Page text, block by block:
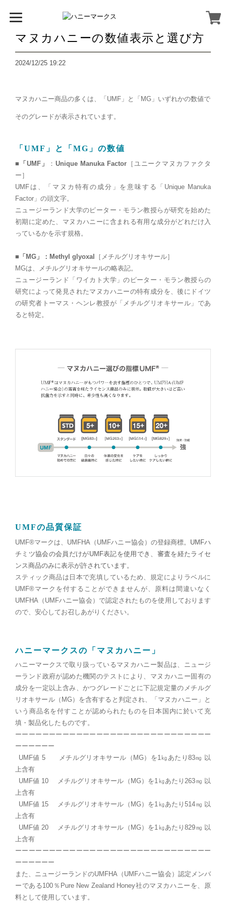
マヌカハニーの数値表示と選び方
2024/12/25 19:22
マヌカハニー商品の多くは、「 UMF 」と「 MG 」いずれかの数値で
そのグレードが表示されています。
「UMF」と「MG」の数値
■ 「UMF」 ： Unique Manuka Factor［ ユニークマヌカファクタ
ー］
UMFは、
「マヌカ特有の成分」を意味する 「 Unique Manuka
Factor」の頭文字。
ニュージーランド大学のピーター・モラン教授らが研究を始めた
初期に定めた、マヌカハニーに含まれる有用な成分がどれだけ入
っているかを示す規格。
■ 「MG」： Methyl glyoxal ［ メチルグリオキサール］
MGは、
メチルグリオキサールの略表記。
ニュージーランド「ワイカト大学」のピーター・モラン教授らの
研究によって発見されたマヌカハニーの特有成分を、後にドイツ
の研究者トーマス・ヘンレ教授が「メチルグリオキサール」であ
ると特定。
UMFの品質保証
UMF®マークは、 UMFHA （ UMFハニー協会）の登録商標。 UMFハ
チミツ協会の会員だけがUMF表記を使用でき、審査を経たライセ
ンス商品のみに表示が許されています。
スティック商品は日本で充填しているため、規定によりラベルに
UMF®マークを付することができませんが、原料は間違いなく
UMFHA （ UMFハニー協会）で認定されたものを使用しております
ので、安心してお召しあがりください。
ハニーマークスの「マヌカハニー」
ハニーマークスで取り扱っているマヌカハニー製品は、ニュージ
ーランド政府が認めた機関のテストにより、マヌカハニー固有の
成分を一定以上含み、かつグレードごとに下記規定量のメチルグ
リオキサール（ MG ）を含有すると判定され、「マヌカハニー」と
いう商品名を付すことが認められたものを日本国内に於いて充
填・製品化したものです。
ーーーーーーーーーーーーーーーーーーーーーーーーーーーーー
ーーーーーー
UMF値 5 メチルグリオキサール（ MG ）を1 ㎏あたり 83㎎ 以
上含有
UMF値 10 メチルグリオキサール（ MG ）を1 ㎏あたり 263㎎ 以
上含有
UMF値 15 メチルグリオキサール（ MG ）を1 ㎏あたり514㎎ 以
上含有
UMF値 20 メチルグリオキサール（ MG ）を1 ㎏あたり829㎎ 以
上含有
ーーーーーーーーーーーーーーーーーーーーーーーーーーーーー
ーーーーーー
また、ニュージーランドのUMFHA （ UMFハニー協会）認定メンバ
ーである100 ％ Pure New Zealand Honey社のマヌカハニーを、原
料として使用しています。